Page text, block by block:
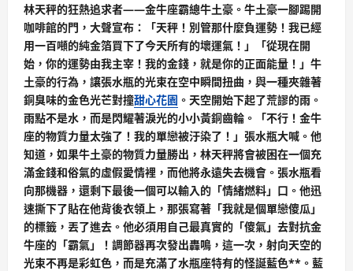
林天秤的狂熱追求者——金牛座霸總牛土豪。牛土豪一腳踢開
咖啡館的門，大聲宣布：「天秤！別管那什麼負運勢！我已經
用一百噸的純金箔買下了今天所有的壞運氣！」「從現在開
始，你的運勢由我主宰！我的金錢，就是你的正面能量！」牛
土豪的行為，讓張水瓶的光束在空中瞬間扭曲，與一種夾雜著
銅臭味的金色光芒對撞甜心花園 。天空開始下起了荒謬的雨。
雨點不是水，而是閃耀著淚光的小小黃銅齒輪。「不行！金牛
座的物質力量太強了！我的單戀被汙染了！」張水瓶大喊。他
知道，如果牛土豪的物質力量勝出，林天秤將會被困在一個充
滿金錢和俗氣的虛假愛情裡，而他將永遠失去機會。張水瓶看
向那機器，還剩下最後一個可以輸入的「情緒燃料」口。他迅
速撕下了貼在他背後衣領上，那張寫著「我就是個單戀傻瓜」
的標籤，丟了進去。他必須用自己最真實的「傻氣」去對抗金
牛座的「霸氣」！調節器再次發出轟鳴，這一次，射向天空的
光束不再是彩虹色，而是充滿了水瓶座特有的怪誕藍色**。藍